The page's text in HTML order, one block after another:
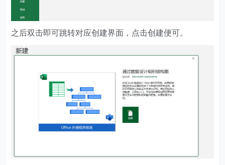
之后双击即可跳转对应创建界面，点击创建便可。